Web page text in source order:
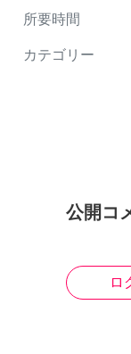
所要時間
カテゴリー
公開コ
ロ